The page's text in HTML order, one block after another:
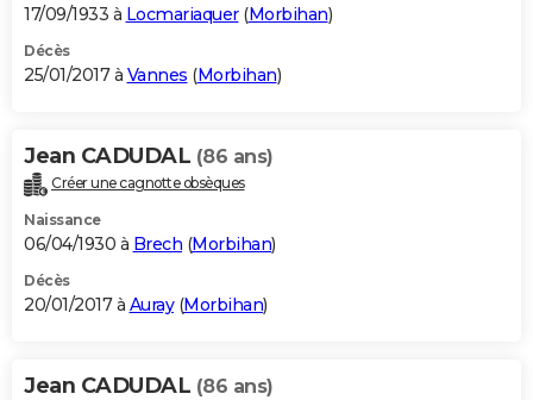
17/09/1933 à Locmariaquer(Morbihan)
Décès
25/01/2017 à Vannes (Morbihan)
Jean CADUDAL (86 ans)
Créer une cagnotte obsèques
Naissance
06/04/1930 à Brech (Morbihan)
Décès
20/01/2017 à Auray(Morbihan)
Jean CADUDAL (86 ans)